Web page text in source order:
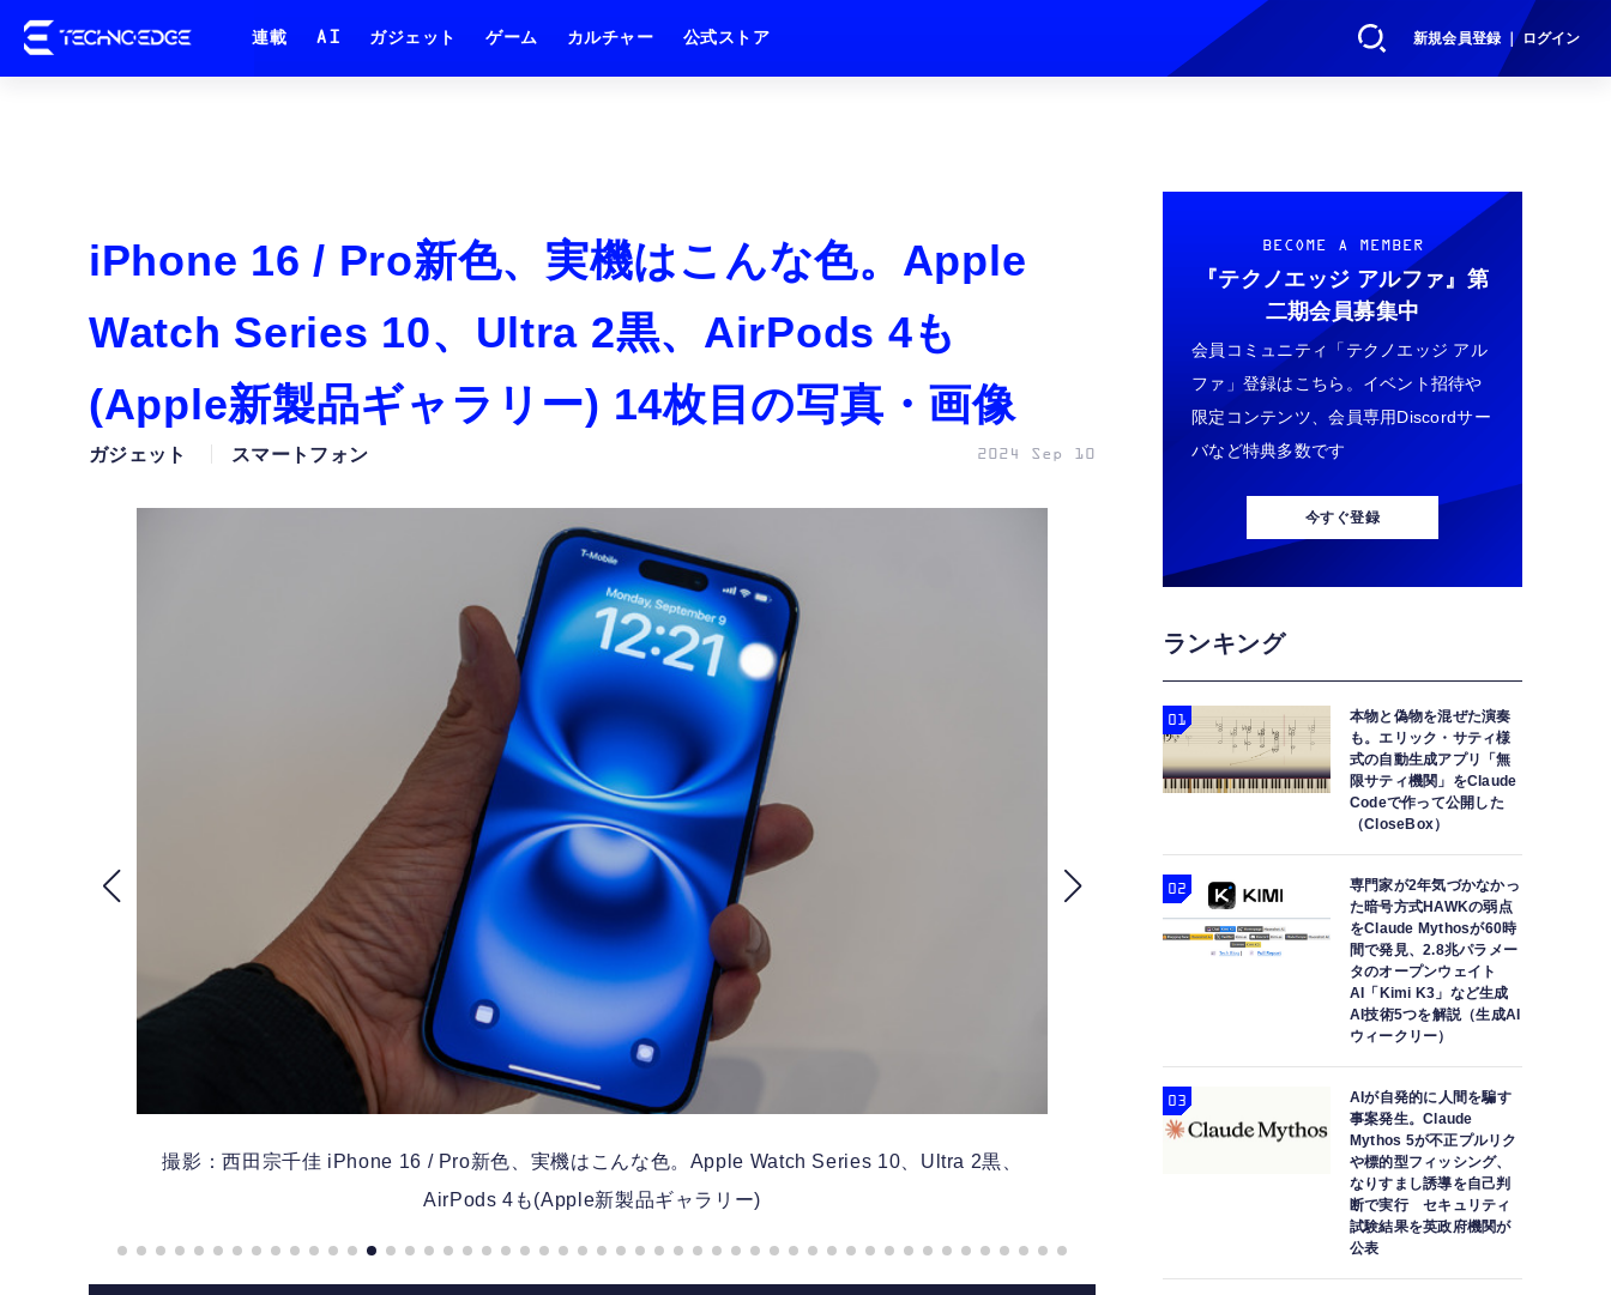
新規会員登録 ｜ ログイン
連載 AI ガジェット ゲーム カルチャー 公式ストア
iPhone 16 / Pro新色、実機はこんな色。Apple
Watch Series 10、Ultra 2黒、AirPods 4も
(Apple新製品ギャラリー) 14枚目の写真・画像
ガジェット スマートフォン 2024 Sep 10
撮影：西田宗千佳 iPhone 16 / Pro新色、実機はこんな色。Apple Watch Series 10、Ultra 2黒、
AirPods 4も(Apple新製品ギャラリー)
iPhone 16 / Pro新色、実機
AirPods 4も(Apple
BECOME A MEMBER
『テクノエッジ アルファ』 第
二期会員募集中
会員コミュニティ「テクノエッジ アル
ファ」登録はこちら。イベント招待や
限定コンテンツ、会員専用Discordサー
バなど特典多数です
今すぐ登録
ランキング
本物と偽物を混ぜた演奏
も。エリック・サティ様
式の自動生成アプリ「無
限サティ機関」をClaude
Codeで作って公開した
（CloseBox）
専門家が2年気づかなかっ
た暗号方式HAWKの弱点
をClaude Mythosが60時
間で発見、2.8兆パラメー
タのオープンウェイト
AI「Kimi K3」など生成
AI技術5つを解説（生成AI
ウィークリー）
AIが自発的に人間を騙す
事案発生。Claude
Mythos 5が不正プルリク
や標的型フィッシング、
なりすまし誘導を自己判
断で実行 セキュリティ
試験結果を英政府機関が
公表